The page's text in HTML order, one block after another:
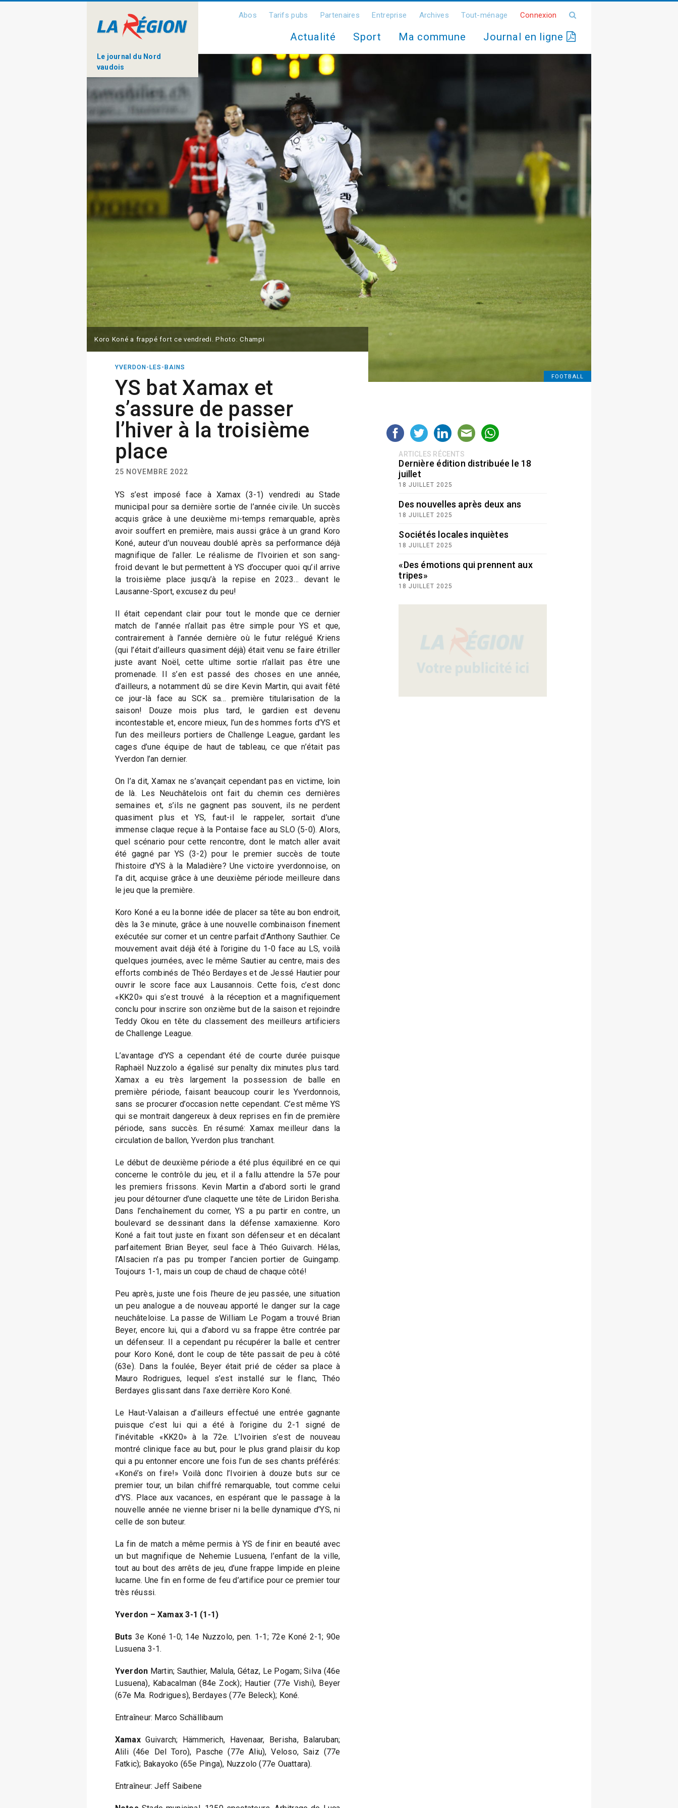
Le journal du Nord
vaudois
Abos Tarifs pubs Partenaires Entreprise Archives Tout-ménage Connexion
Actualité Sport Ma commune Journal en ligne
FOOTBALL
Koro Koné a frappé fort ce vendredi. Photo: Champi
YVERDON-LES-BAINS
YS bat Xamax et
s’assure de passer
l’hiver à la troisième
place
25 NOVEMBRE 2022
YS s’est imposé face à Xamax (3-1) vendredi au Stade
municipal pour sa dernière sortie de l’année civile. Un succès
acquis grâce à une deuxième mi-temps remarquable, après
avoir souffert en première, mais aussi grâce à un grand Koro
Koné, auteur d’un nouveau doublé après sa performance déjà
magnifique de l’aller. Le réalisme de l’Ivoirien et son sang-
froid devant le but permettent à YS d’occuper quoi qu’il arrive
la troisième place jusqu’à la repise en 2023… devant le
Lausanne-Sport, excusez du peu!
Il était cependant clair pour tout le monde que ce dernier
match de l’année n’allait pas être simple pour YS et que,
contrairement à l’année dernière où le futur relégué Kriens
(qui l’était d’ailleurs quasiment déjà) était venu se faire étriller
juste avant Noël, cette ultime sortie n’allait pas être une
promenade. Il s’en est passé des choses en une année,
d’ailleurs, a notamment dû se dire Kevin Martin, qui avait fêté
ce jour-là face au SCK sa… première titularisation de la
saison! Douze mois plus tard, le gardien est devenu
incontestable et, encore mieux, l’un des hommes forts d’YS et
l’un des meilleurs portiers de Challenge League, gardant les
cages d’une équipe de haut de tableau, ce que n’était pas
Yverdon l’an dernier.
On l’a dit, Xamax ne s’avançait cependant pas en victime, loin
de là. Les Neuchâtelois ont fait du chemin ces dernières
semaines et, s’ils ne gagnent pas souvent, ils ne perdent
quasiment plus et YS, faut-il le rappeler, sortait d’une
immense claque reçue à la Pontaise face au SLO (5-0). Alors,
quel scénario pour cette rencontre, dont le match aller avait
été gagné par YS (3-2) pour le premier succès de toute
l’histoire d’YS à la Maladière? Une victoire yverdonnoise, on
l’a dit, acquise grâce à une deuxième période meilleure dans
le jeu que la première.
Koro Koné a eu la bonne idée de placer sa tête au bon endroit,
dès la 3e minute, grâce à une nouvelle combinaison finement
exécutée sur corner et un centre parfait d’Anthony Sauthier. Ce
mouvement avait déjà été à l’origine du 1-0 face au LS, voilà
quelques journées, avec le même Sautier au centre, mais des
efforts combinés de Théo Berdayes et de Jessé Hautier pour
ouvrir le score face aux Lausannois. Cette fois, c’est donc
«KK20» qui s’est trouvé à la réception et a magnifiquement
conclu pour inscrire son onzième but de la saison et rejoindre
Teddy Okou en tête du classement des meilleurs artificiers
de Challenge League.
L’avantage d’YS a cependant été de courte durée puisque
Raphaël Nuzzolo a égalisé sur penalty dix minutes plus tard.
Xamax a eu très largement la possession de balle en
première période, faisant beaucoup courir les Yverdonnois,
sans se procurer d’occasion nette cependant. C’est même YS
qui se montrait dangereux à deux reprises en fin de première
période, sans succès. En résumé: Xamax meilleur dans la
circulation de ballon, Yverdon plus tranchant.
Le début de deuxième période a été plus équilibré en ce qui
concerne le contrôle du jeu, et il a fallu attendre la 57e pour
les premiers frissons. Kevin Martin a d’abord sorti le grand
jeu pour détourner d’une claquette une tête de Liridon Berisha.
Dans l’enchaînement du corner, YS a pu partir en contre, un
boulevard se dessinant dans la défense xamaxienne. Koro
Koné a fait tout juste en fixant son défenseur et en décalant
parfaitement Brian Beyer, seul face à Théo Guivarch. Hélas,
l’Alsacien n’a pas pu tromper l’ancien portier de Guingamp.
Toujours 1-1, mais un coup de chaud de chaque côté!
Peu après, juste une fois l’heure de jeu passée, une situation
un peu analogue a de nouveau apporté le danger sur la cage
neuchâteloise. La passe de William Le Pogam a trouvé Brian
Beyer, encore lui, qui a d’abord vu sa frappe être contrée par
un défenseur. Il a cependant pu récupérer la balle et centrer
pour Koro Koné, dont le coup de tête passait de peu à côté
(63e). Dans la foulée, Beyer était prié de céder sa place à
Mauro Rodrigues, lequel s’est installé sur le flanc, Théo
Berdayes glissant dans l’axe derrière Koro Koné.
Le Haut-Valaisan a d’ailleurs effectué une entrée gagnante
puisque c’est lui qui a été à l’origine du 2-1 signé de
l’inévitable «KK20» à la 72e. L’Ivoirien s’est de nouveau
montré clinique face au but, pour le plus grand plaisir du kop
qui a pu entonner encore une fois l’un de ses chants préférés:
«Koné’s on fire!» Voilà donc l’Ivoirien à douze buts sur ce
premier tour, un bilan chiffré remarquable, tout comme celui
d’YS. Place aux vacances, en espérant que le passage à la
nouvelle année ne vienne briser ni la belle dynamique d’YS, ni
celle de son buteur.
La fin de match a même permis à YS de finir en beauté avec
un but magnifique de Nehemie Lusuena, l’enfant de la ville,
tout au bout des arrêts de jeu, d’une frappe limpide en pleine
lucarne. Une fin en forme de feu d’artifice pour ce premier tour
très réussi.
Yverdon – Xamax 3-1 (1-1)
Buts 3e Koné 1-0; 14e Nuzzolo, pen. 1-1; 72e Koné 2-1; 90e
Lusuena 3-1.
Yverdon Martin; Sauthier, Malula, Gétaz, Le Pogam; Silva (46e
Lusuena), Kabacalman (84e Zock); Hautier (77e Vishi), Beyer
(67e Ma. Rodrigues), Berdayes (77e Beleck); Koné.
Entraîneur: Marco Schällibaum
XamaxGuivarch; Hämmerich, Havenaar, Berisha, Balaruban;
Alili (46e Del Toro), Pasche (77e Aliu), Veloso, Saiz (77e
Fatkic); Bakayoko (65e Pinga), Nuzzolo (77e Ouattara).
Entraîneur: Jeff Saibene
ARTICLES RÉCENTS
Dernière édition distribuée le 18
juillet
18 JUILLET 2025
Des nouvelles après deux ans
18 JUILLET 2025
Sociétés locales inquiètes
18 JUILLET 2025
«Des émotions qui prennent aux
tripes»
18 JUILLET 2025